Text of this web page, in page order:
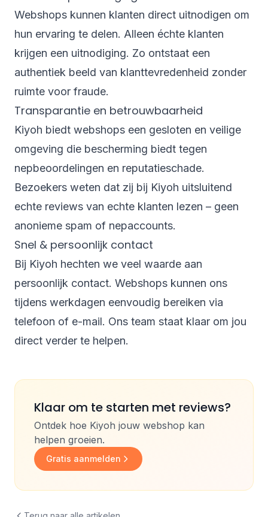
Webshops kunnen klanten direct uitnodigen om
hun ervaring te delen. Alleen échte klanten
krijgen een uitnodiging. Zo ontstaat een
authentiek beeld van klanttevredenheid zonder
ruimte voor fraude.
Transparantie en betrouwbaarheid
Kiyoh biedt webshops een gesloten en veilige
omgeving die bescherming biedt tegen
nepbeoordelingen en reputatieschade.
Bezoekers weten dat zij bij Kiyoh uitsluitend
echte reviews van echte klanten lezen – geen
anonieme spam of nepaccounts.
Snel & persoonlijk contact
Bij Kiyoh hechten we veel waarde aan
persoonlijk contact. Webshops kunnen ons
tijdens werkdagen eenvoudig bereiken via
telefoon of e-mail. Ons team staat klaar om jou
direct verder te helpen.
Klaar om te starten met reviews?
Ontdek hoe Kiyoh jouw webshop kan
helpen groeien.
Gratis aanmelden